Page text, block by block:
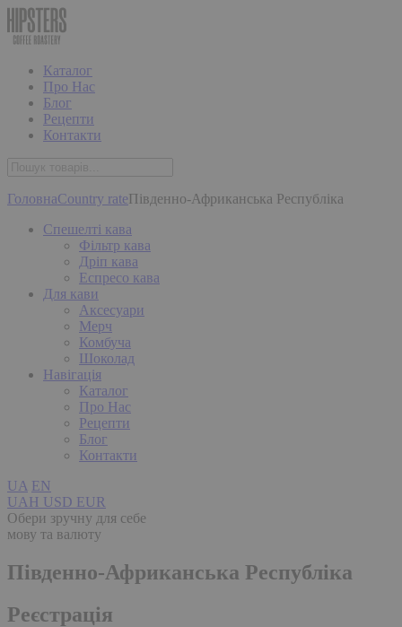
Каталог
Про Нас
Блог
Рецепти
Контакти
ГоловнаCountry rateПівденно-Африканська Республіка
Спешелті кава
Фільтр кава
Дріп кава
Еспресо кава
Для кави
Аксесуари
Мерч
Комбуча
Шоколад
Навігація
Каталог
Про Нас
Рецепти
Блог
Контакти
UA EN
UAH USD EUR
Обери зручну для себе
мову та валюту
Південно-Африканська Республіка
Реєстрація